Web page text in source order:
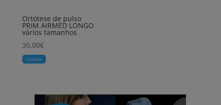
Ortótese de pulso
PRIM AIRMED LONGO
vários tamanhos
30,00€
Comprar